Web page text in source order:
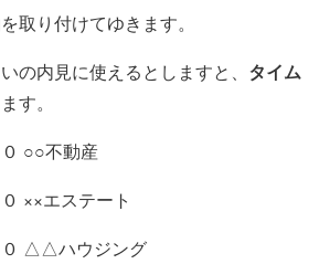
取り付けてゆきます。
の内見に使えるとしますと、 タイム
す。
○○不動産
××エステート
０ △△ハウジング